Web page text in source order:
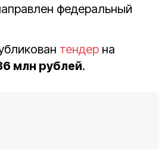
федеральный
тендер на
млн рублей.